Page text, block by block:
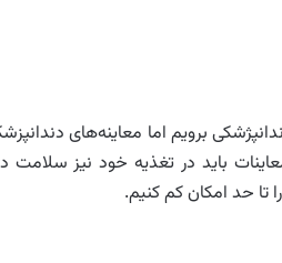
برویم اما معاینه‌های
باید در تغذیه خود نیز سلامت
تا حد امکان کم کنیم.